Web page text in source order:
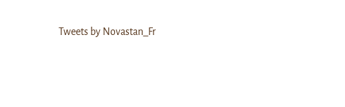
Tweets by Novastan_Fr